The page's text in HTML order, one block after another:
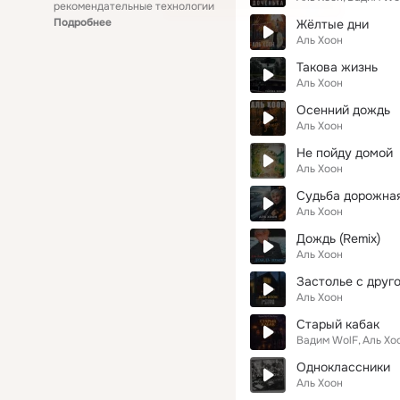
рекомендательные технологии
Подробнее
Жёлтые дни
Аль Хоон
Такова жизнь
Аль Хоон
Осенний дождь
Аль Хоон
Не пойду домой
Аль Хоон
Судьба
Аль Хоон
Дождь (Remix)
Аль Хоон
Застолье с
Аль Хоон
Старый кабак
Вадим WolF Аль
Одноклассники
Аль Хоон